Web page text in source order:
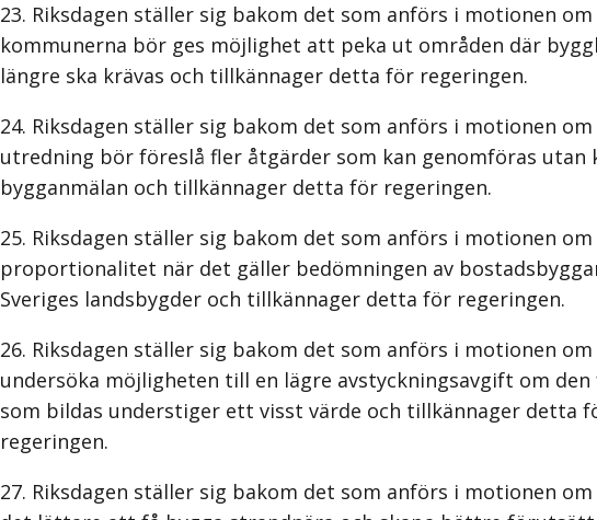
Riksdagen ställer sig bakom det som anförs i motionen
kommunerna bör ges möjlighet att peka ut områden där
längre ska krävas och tillkännager detta för regeringen.
Riksdagen ställer sig bakom det som anförs i motionen
utredning bör föreslå fler åtgärder som kan genomföras utan
bygganmälan och tillkänna­ger detta för regeringen.
Riksdagen ställer sig bakom det som anförs i motionen om
proportionalitet när det gäller bedömningen av
Sveriges landsbygder och tillkännager detta för regeringen.
Riksdagen ställer sig bakom det som anförs i motionen
undersöka möjlig­heten till en lägre avstyckningsavgift om
som bildas understiger ett visst värde och tillkännager detta
regeringen.
Riksdagen ställer sig bakom det som anförs i motionen